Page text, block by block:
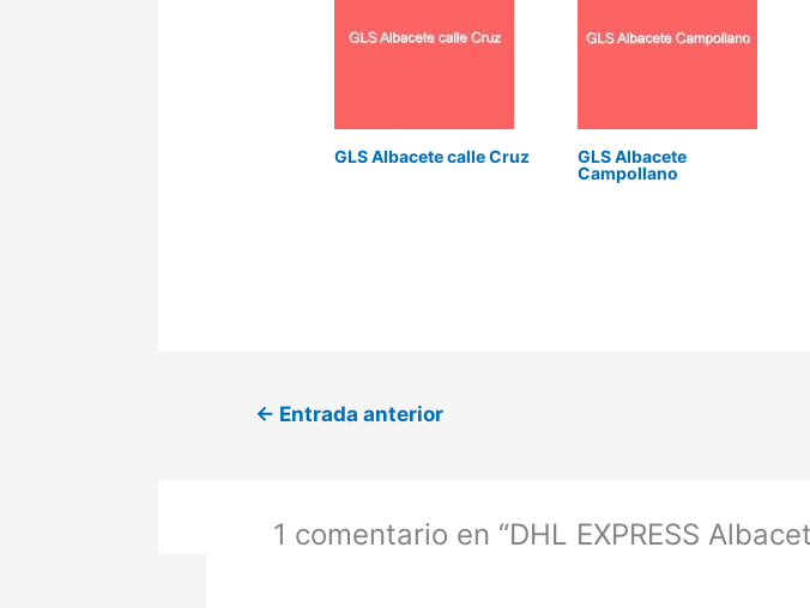
GLS Albacete calle Cruz
GLS Albacete
Campollano
← Entrada anterior
1 comentario en “DHL EXPRESS